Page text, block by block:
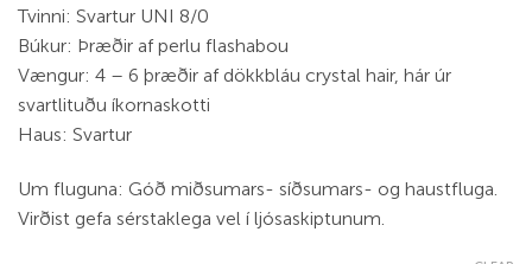
Tvinni: Svartur UNI 8/0
Búkur: Þræðir af perlu flashabou
Vængur: 4 – 6 þræðir af dökkbláu crystal hair, hár úr
svartlituðu íkornaskotti
Haus: Svartur
Um fluguna: Góð miðsumars- síðsumars- og haustfluga.
Virðist gefa sérstaklega vel í ljósaskiptunum.